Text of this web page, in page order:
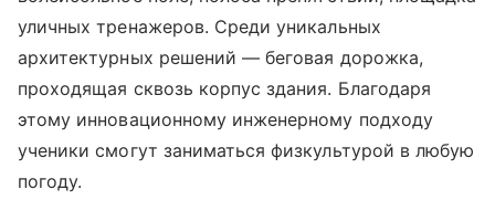
уличных тренажеров. Среди уникальных
архитектурных решений — беговая дорожка,
проходящая сквозь корпус здания. Благодаря
этому инновационному инженерному подходу
ученики смогут заниматься физкультурой в любую
погоду.